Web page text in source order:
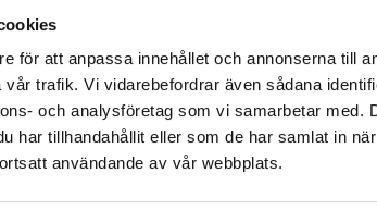
för att anpassa innehållet och annonserna till
trafik. Vi vidarebefordrar även sådana
och analysföretag som vi samarbetar med.
har tillhandahållit eller som de har samlat in
användande av vår webbplats.
1 ZHURI kaulakorusetillä, jossa saat sekä
Täydellinen duo, joka piristää asuasi,
vai käytätkö niitä yksinään.
jossa on pieni makeanveden helmi ja
romanttiseen tyyliin.
ja ne on valmistettu 97% kierrätetystä